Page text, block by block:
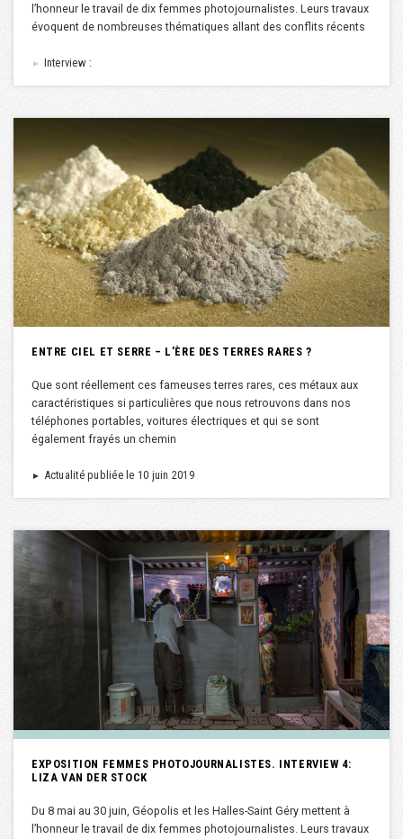
l’honneur le travail de dix femmes photojournalistes. Leurs travaux
évoquent de nombreuses thématiques allant des conflits récents
► Interview :
ENTRE CIEL ET SERRE – L’ÈRE DES TERRES RARES ?
Que sont réellement ces fameuses terres rares, ces métaux aux
caractéristiques si particulières que nous retrouvons dans nos
téléphones portables, voitures électriques et qui se sont
également frayés un chemin
► Actualité publiée le 10 juin 2019
EXPOSITION FEMMES PHOTOJOURNALISTES. INTERVIEW 4:
LIZA VAN DER STOCK
Du 8 mai au 30 juin, Géopolis et les Halles-Saint Géry mettent à
l’honneur le travail de dix femmes photojournalistes. Leurs travaux